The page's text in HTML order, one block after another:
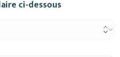
ci-dessous